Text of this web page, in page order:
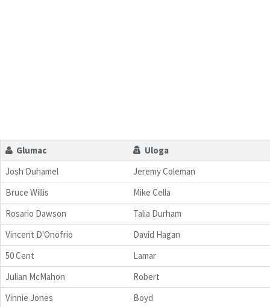
Glumac
Uloga
Josh Duhamel
Jeremy Coleman
Bruce Willis
Mike Cella
Rosario Dawson
Talia Durham
Vincent D'Onofrio
David Hagan
50 Cent
Lamar
Julian McMahon
Robert
Vinnie Jones
Boyd